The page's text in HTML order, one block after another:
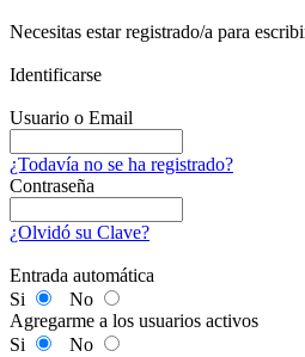
Necesitas estar registrado/a para
Identificarse
Usuario o Email
¿Todavía no se ha registrado?
Contraseña
¿Olvidó su Clave?
Entrada automática
Si
No
Agregarme a los usuarios activos
Si
No